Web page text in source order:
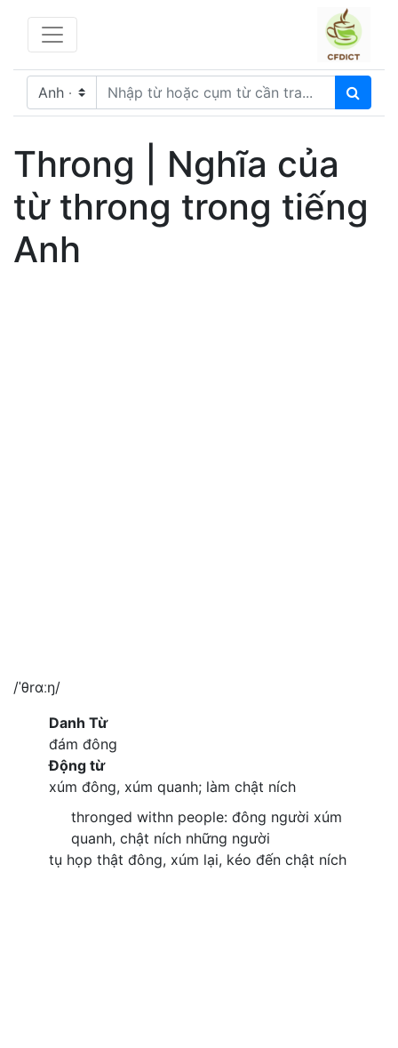
Throng | Nghĩa của
từ throng trong tiếng
Anh
/ˈθrɑːŋ/
Danh Từ
đám đông
Động từ
xúm đông, xúm quanh; làm chật ních
thronged withn people: đông người xúm
quanh, chật ních những người
tụ họp thật đông, xúm lại, kéo đến chật ních